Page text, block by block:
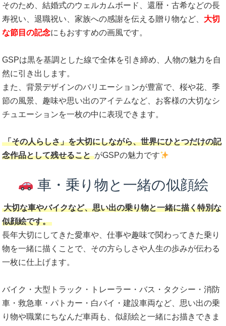
そのため、結婚式のウェルカムボード、還暦・古希などの長
寿祝い、退職祝い、家族への感謝を伝える贈り物など、 大切
な節目の記念にもおすすめの画風です。
GSPは黒を基調とした線で全体を引き締め、人物の魅力を自
然に引き出します。
また、背景デザインのバリエーションが豊富で、桜や花、季
節の風景、趣味や思い出のアイテムなど、お客様の大切なシ
チュエーションを一枚の中に表現できます。
「その人らしさ」を大切にしながら、世界にひとつだけの記
念作品として残せること がGSPの魅力です
車・乗り物と一緒の似顔絵
大切な車やバイクなど、思い出の乗り物と一緒に描く特別な
似顔絵です。
長年大切にしてきた愛車や、仕事や趣味で関わってきた乗り
物を一緒に描くことで、その方らしさや人生の歩みが伝わる
一枚に仕上げます。
バイク・大型トラック・トレーラー・バス・タクシー・消防
車・救急車・パトカー・白バイ・建設車両など、思い出の乗
り物や職業にちなんだ車両も、似顔絵と一緒にお描きできま